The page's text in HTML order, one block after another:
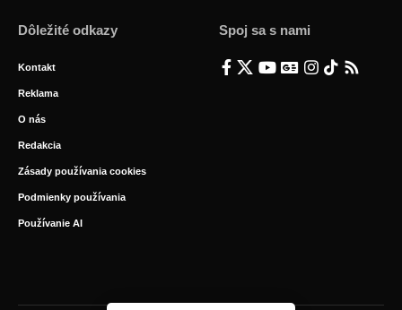
Dôležité odkazy
Kontakt
Reklama
O nás
Redakcia
Zásady používania cookies
Podmienky používania
Používanie AI
Spoj sa s nami